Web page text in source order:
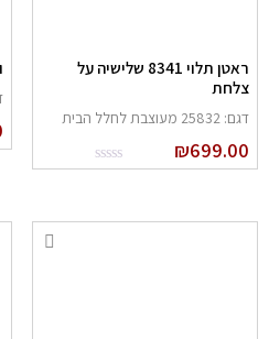
ראטן תלוי 8341 שלישיה על
מעוצבת לחלל הבית
₪
וינטג 23005
דגם: 26228 מעוצבת